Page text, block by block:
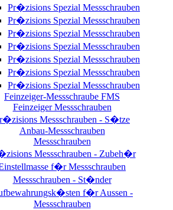
Pr�zisions Spezial Messschrauben
Pr�zisions Spezial Messschrauben
Pr�zisions Spezial Messschrauben
Pr�zisions Spezial Messschrauben
Pr�zisions Spezial Messschrauben
Pr�zisions Spezial Messschrauben
Pr�zisions Spezial Messschrauben
Feinzeiger-Messschraube FMS
Feinzeiger Messschrauben
Messschrauben - S�tze
Anbau-Messschrauben
Messschrauben
Messschrauben - Zubeh�r
f�r Messschrauben
Messschrauben - St�nder
f�r Aussen -
Messschrauben